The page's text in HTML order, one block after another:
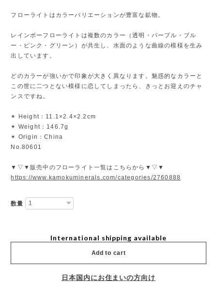
フローライトはカラーバリエーションが豊富な鉱物。
レインボーフローライトは複数のカラー（透明・パープル・ブル
ー・ピンク・グリーン）が共生し、水面のような曲線の模様を生み
出しています。
どのカラーが強いかで印象が大きく異なります。魅惑的なカラーと
この世に二つとない模様に恋してしまったら、きっとお迎えのチャ
ンスですね。
✴︎ Height：11.1×2.4×2.2cm
✴︎ Weight：146.7g
✴︎ Origin：China
No.80601
▼▽▼販売中のフローライト一覧はこちらから▼▽▼
https://www.kamokuminerals.com/categories/2760888
数量
International shipping available
Add to cart
日本国内にお住まいの方向け